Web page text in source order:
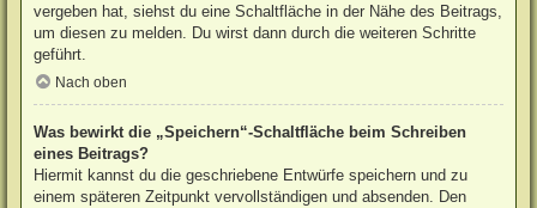
vergeben hat, siehst du eine Schaltfläche in der Nähe des Beitrags,
um diesen zu melden. Du wirst dann durch die weiteren Schritte
geführt.
Nach oben
Was bewirkt die „Speichern“-Schaltfläche beim Schreiben
eines Beitrags?
Hiermit kannst du die geschriebene Entwürfe speichern und zu
einem späteren Zeitpunkt vervollständigen und absenden. Den